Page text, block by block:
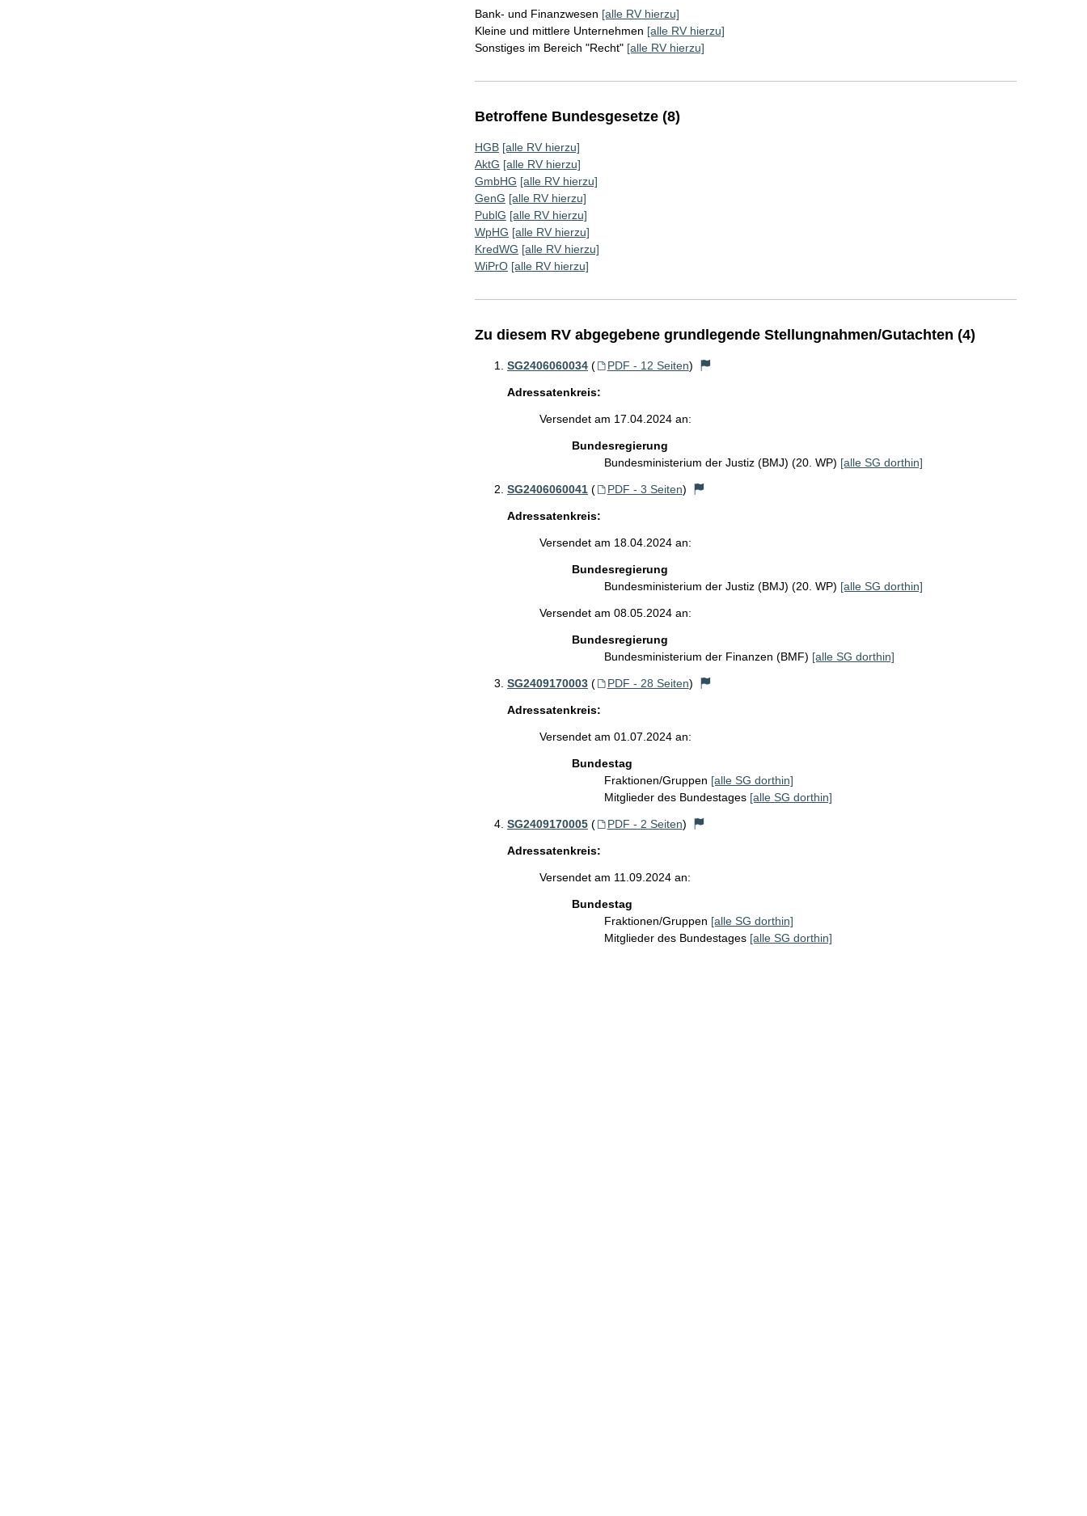
Bank- und Finanzwesen [alle RV hierzu]
Kleine und mittlere Unternehmen [alle RV hierzu]
Sonstiges im Bereich "Recht" [alle RV hierzu]
Betroffene Bundesgesetze (8)
HGB [alle RV hierzu]
AktG [alle RV hierzu]
GmbHG [alle RV hierzu]
GenG [alle RV hierzu]
PublG [alle RV hierzu]
WpHG [alle RV hierzu]
KredWG [alle RV hierzu]
WiPrO [alle RV hierzu]
Zu diesem RV abgegebene grundlegende Stellungnahmen/Gutachten (4)
SG2406060034 ( PDF - 12 Seiten)
Adressatenkreis:
Versendet am 17.04.2024 an:
Bundesregierung
Bundesministerium der Justiz (BMJ) (20. WP) [alle SG dorthin]
SG2406060041 ( PDF - 3 Seiten)
Adressatenkreis:
Versendet am 18.04.2024 an:
Bundesregierung
Bundesministerium der Justiz (BMJ) (20. WP) [alle SG dorthin]
Versendet am 08.05.2024 an:
Bundesregierung
Bundesministerium der Finanzen (BMF) [alle SG dorthin]
SG2409170003 ( PDF - 28 Seiten)
Adressatenkreis:
Versendet am 01.07.2024 an:
Bundestag
Fraktionen/Gruppen [alle SG dorthin]
Mitglieder des Bundestages [alle SG dorthin]
SG2409170005 ( PDF - 2 Seiten)
Adressatenkreis:
Versendet am 11.09.2024 an:
Bundestag
Fraktionen/Gruppen [alle SG dorthin]
Mitglieder des Bundestages [alle SG dorthin]